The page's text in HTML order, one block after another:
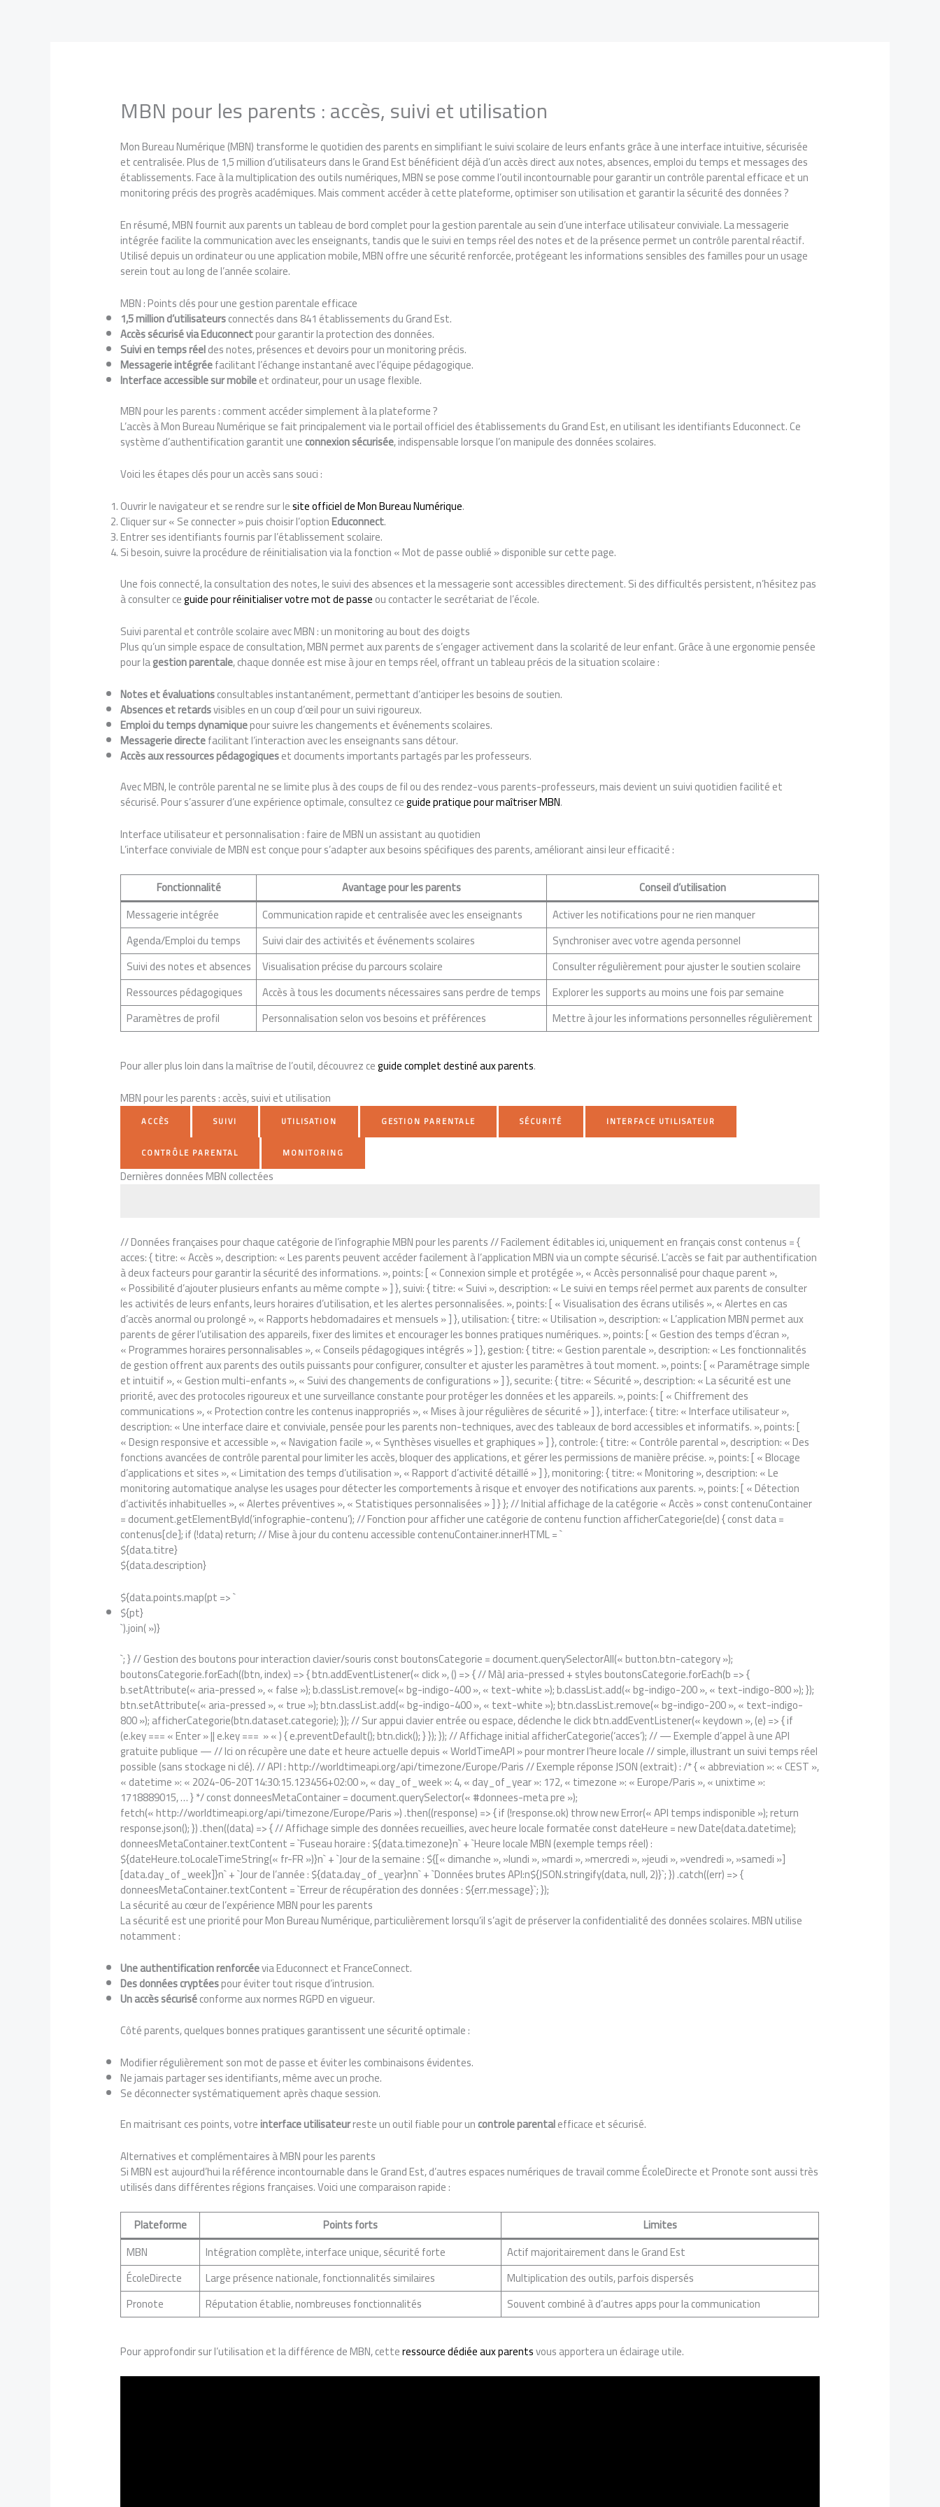
MBN pour les parents : accès, suivi et utilisation
Mon Bureau Numérique (MBN) transforme le quotidien des parents en simplifiant le suivi scolaire de leurs enfants grâce à une interface intuitive, sécurisée
et centralisée. Plus de 1,5 million d’utilisateurs dans le Grand Est bénéficient déjà d’un accès direct aux notes, absences, emploi du temps et messages des
établissements. Face à la multiplication des outils numériques, MBN se pose comme l’outil incontournable pour garantir un contrôle parental efficace et un
monitoring précis des progrès académiques. Mais comment accéder à cette plateforme, optimiser son utilisation et garantir la sécurité des données ?
En résumé, MBN fournit aux parents un tableau de bord complet pour la gestion parentale au sein d’une interface utilisateur conviviale. La messagerie
intégrée facilite la communication avec les enseignants, tandis que le suivi en temps réel des notes et de la présence permet un contrôle parental réactif.
Utilisé depuis un ordinateur ou une application mobile, MBN offre une sécurité renforcée, protégeant les informations sensibles des familles pour un usage
serein tout au long de l’année scolaire.
MBN : Points clés pour une gestion parentale efficace
1,5 million d’utilisateursconnectés dans 841 établissements du Grand Est.
Accès sécurisé via Educonnectpour garantir la protection des données.
Suivi en temps réeldes notes, présences et devoirs pour un monitoring précis.
Messagerie intégréefacilitant l’échange instantané avec l’équipe pédagogique.
Interface accessible sur mobileet ordinateur, pour un usage flexible.
MBN pour les parents : comment accéder simplement à la plateforme ?
L’accès à Mon Bureau Numérique se fait principalement via le portail officiel des établissements du Grand Est, en utilisant les identifiants Educonnect. Ce
système d’authentification garantit uneconnexion sécurisée, indispensable lorsque l’on manipule des données scolaires.
Voici les étapes clés pour un accès sans souci :
Ouvrir le navigateur et se rendre sur lesite officiel de Mon Bureau Numérique.
Cliquer sur « Se connecter » puis choisir l’optionEduconnect.
Entrer ses identifiants fournis par l’établissement scolaire.
Si besoin, suivre la procédure de réinitialisation via la fonction « Mot de passe oublié » disponible sur cette page.
Une fois connecté, la consultation des notes, le suivi des absences et la messagerie sont accessibles directement. Si des difficultés persistent, n’hésitez pas
à consulter ceguide pour réinitialiser votre mot de passeou contacter le secrétariat de l’école.
Suivi parental et contrôle scolaire avec MBN : un monitoring au bout des doigts
Plus qu’un simple espace de consultation, MBN permet aux parents de s’engager activement dans la scolarité de leur enfant. Grâce à une ergonomie pensée
pour lagestion parentale, chaque donnée est mise à jour en temps réel, offrant un tableau précis de la situation scolaire :
Notes et évaluationsconsultables instantanément, permettant d’anticiper les besoins de soutien.
Absences et retardsvisibles en un coup d’œil pour un suivi rigoureux.
Emploi du temps dynamiquepour suivre les changements et événements scolaires.
Messagerie directefacilitant l’interaction avec les enseignants sans détour.
Accès aux ressources pédagogiqueset documents importants partagés par les professeurs.
Avec MBN, le contrôle parental ne se limite plus à des coups de fil ou des rendez-vous parents-professeurs, mais devient un suivi quotidien facilité et
sécurisé. Pour s’assurer d’une expérience optimale, consultez ceguide pratique pour maîtriser MBN.
Interface utilisateur et personnalisation : faire de MBN un assistant au quotidien
L’interface conviviale de MBN est conçue pour s’adapter aux besoins spécifiques des parents, améliorant ainsi leur efficacité :
Fonctionnalité
Avantage pour les parents
Conseil d’utilisation
Messagerie intégrée
Communication rapide et centralisée avec les enseignants
Activer les notifications pour ne rien manquer
Agenda/Emploi du temps
Suivi clair des activités et événements scolaires
Synchroniser avec votre agenda personnel
Suivi des notes et absences Visualisation précise du parcours scolaire
Consulter régulièrement pour ajuster le soutien scolaire
Ressources pédagogiques
Accès à tous les documents nécessaires sans perdre de temps
Explorer les supports au moins une fois par semaine
Paramètres de profil
Personnalisation selon vos besoins et préférences Mettre à jour les informations personnelles régulièrement
Pour aller plus loin dans la maîtrise de l’outil, découvrez ceguide complet destiné aux parents.
MBN pour les parents : accès, suivi et utilisation
ACCÈS SUIVI UTILISATION GESTION PARENTALE SÉCURITÉ INTERFACE UTILISATEUR
CONTRÔLE PARENTAL MONITORING
Dernières données MBN collectées
// Données françaises pour chaque catégorie de l’infographie MBN pour les parents // Facilement éditables ici, uniquement en français const contenus = {
acces: { titre: « Accès », description: « Les parents peuvent accéder facilement à l’application MBN via un compte sécurisé. L’accès se fait par authentification
à deux facteurs pour garantir la sécurité des informations. », points: [ « Connexion simple et protégée », « Accès personnalisé pour chaque parent »,
« Possibilité d’ajouter plusieurs enfants au même compte » ] }, suivi: { titre: « Suivi », description: « Le suivi en temps réel permet aux parents de consulter
les activités de leurs enfants, leurs horaires d’utilisation, et les alertes personnalisées. », points: [ « Visualisation des écrans utilisés », « Alertes en cas
d’accès anormal ou prolongé », « Rapports hebdomadaires et mensuels » ] }, utilisation: { titre: « Utilisation », description: « L’application MBN permet aux
parents de gérer l’utilisation des appareils, fixer des limites et encourager les bonnes pratiques numériques. », points: [ « Gestion des temps d’écran »,
« Programmes horaires personnalisables », « Conseils pédagogiques intégrés » ] }, gestion: { titre: « Gestion parentale », description: « Les fonctionnalités
de gestion offrent aux parents des outils puissants pour configurer, consulter et ajuster les paramètres à tout moment. », points: [ « Paramétrage simple
et intuitif », « Gestion multi-enfants », « Suivi des changements de configurations » ] }, securite: { titre: « Sécurité », description: « La sécurité est une
priorité, avec des protocoles rigoureux et une surveillance constante pour protéger les données et les appareils. », points: [ « Chiffrement des
communications », « Protection contre les contenus inappropriés », « Mises à jour régulières de sécurité » ] }, interface: { titre: « Interface utilisateur »,
description: « Une interface claire et conviviale, pensée pour les parents non-techniques, avec des tableaux de bord accessibles et informatifs. », points: [
« Design responsive et accessible », « Navigation facile », « Synthèses visuelles et graphiques » ] }, controle: { titre: « Contrôle parental », description: « Des
fonctions avancées de contrôle parental pour limiter les accès, bloquer des applications, et gérer les permissions de manière précise. », points: [ « Blocage
d’applications et sites », « Limitation des temps d’utilisation », « Rapport d’activité détaillé » ] }, monitoring: { titre: « Monitoring », description: « Le
monitoring automatique analyse les usages pour détecter les comportements à risque et envoyer des notifications aux parents. », points: [ « Détection
d’activités inhabituelles », « Alertes préventives », « Statistiques personnalisées » ] } }; // Initial affichage de la catégorie « Accès » const contenuContainer
= document.getElementById(‘infographie-contenu’); // Fonction pour afficher une catégorie de contenu function afficherCategorie(cle) { const data =
contenus[cle]; if (!data) return; // Mise à jour du contenu accessible contenuContainer.innerHTML = `
${data.titre}
${data.description}
${data.points.map(pt => `
${pt}
`).join( »)}
`; } // Gestion des boutons pour interaction clavier/souris const boutonsCategorie = document.querySelectorAll(« button.btn-category »);
boutonsCategorie.forEach((btn, index) => { btn.addEventListener(« click », () => { // MàJ aria-pressed + styles boutonsCategorie.forEach(b => {
b.setAttribute(« aria-pressed », « false »); b.classList.remove(« bg-indigo-400 », « text-white »); b.classList.add(« bg-indigo-200 », « text-indigo-800 »); });
btn.setAttribute(« aria-pressed », « true »); btn.classList.add(« bg-indigo-400 », « text-white »); btn.classList.remove(« bg-indigo-200 », « text-indigo-
800 »); afficherCategorie(btn.dataset.categorie); }); // Sur appui clavier entrée ou espace, déclenche le click btn.addEventListener(« keydown », (e) => { if
(e.key === « Enter » || e.key === » « ) { e.preventDefault(); btn.click(); } }); }); // Affichage initial afficherCategorie(‘acces’); // — Exemple d’appel à une API
gratuite publique — // Ici on récupère une date et heure actuelle depuis « WorldTimeAPI » pour montrer l’heure locale // simple, illustrant un suivi temps réel
possible (sans stockage ni clé). // API : http://worldtimeapi.org/api/timezone/Europe/Paris // Exemple réponse JSON (extrait) : /* { « abbreviation »: « CEST »,
« datetime »: « 2024-06-20T14:30:15.123456+02:00 », « day_of_week »: 4, « day_of_year »: 172, « timezone »: « Europe/Paris », « unixtime »:
1718889015, … } */ const donneesMetaContainer = document.querySelector(« #donnees-meta pre »);
fetch(« http://worldtimeapi.org/api/timezone/Europe/Paris ») .then((response) => { if (!response.ok) throw new Error(« API temps indisponible »); return
response.json(); }) .then((data) => { // Affichage simple des données recueillies, avec heure locale formatée const dateHeure = new Date(data.datetime);
donneesMetaContainer.textContent = `Fuseau horaire : ${data.timezone}n` + `Heure locale MBN (exemple temps réel) :
${dateHeure.toLocaleTimeString(« fr-FR »)}n` + `Jour de la semaine : ${[« dimanche », »lundi », »mardi », »mercredi », »jeudi », »vendredi », »samedi »]
[data.day_of_week]}n` + `Jour de l’année : ${data.day_of_year}nn` + `Données brutes API:n${JSON.stringify(data, null, 2)}`; }) .catch((err) => {
donneesMetaContainer.textContent = `Erreur de récupération des données : ${err.message}`; });
La sécurité au cœur de l’expérience MBN pour les parents
La sécurité est une priorité pour Mon Bureau Numérique, particulièrement lorsqu’il s’agit de préserver la confidentialité des données scolaires. MBN utilise
notamment :
Une authentification renforcéevia Educonnect et FranceConnect.
Des données cryptéespour éviter tout risque d’intrusion.
Un accès sécuriséconforme aux normes RGPD en vigueur.
Côté parents, quelques bonnes pratiques garantissent une sécurité optimale :
Modifier régulièrement son mot de passe et éviter les combinaisons évidentes.
Ne jamais partager ses identifiants, même avec un proche.
Se déconnecter systématiquement après chaque session.
En maitrisant ces points, votreinterface utilisateurreste un outil fiable pour uncontrole parentalefficace et sécurisé.
Alternatives et complémentaires à MBN pour les parents
Si MBN est aujourd’hui la référence incontournable dans le Grand Est, d’autres espaces numériques de travail comme ÉcoleDirecte et Pronote sont aussi très
utilisés dans différentes régions françaises. Voici une comparaison rapide :
Plateforme
Points forts
Limites
MBN
Intégration complète, interface unique, sécurité forte
Actif majoritairement dans le Grand Est
ÉcoleDirecte
Large présence nationale, fonctionnalités similaires
Multiplication des outils, parfois dispersés
Pronote
Réputation établie, nombreuses fonctionnalités Souvent combiné à d’autres apps pour la communication
Pour approfondir sur l’utilisation et la différence de MBN, cetteressource dédiée aux parentsvous apportera un éclairage utile.